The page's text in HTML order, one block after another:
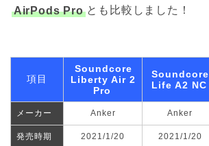
AirPods Pro とも比較しました！
項目
Soundcore
Liberty Air 2
Pro
Soundcore
Life A2 NC
メーカー Anker Anker
発売時期 2021/1/20 2021/1/20